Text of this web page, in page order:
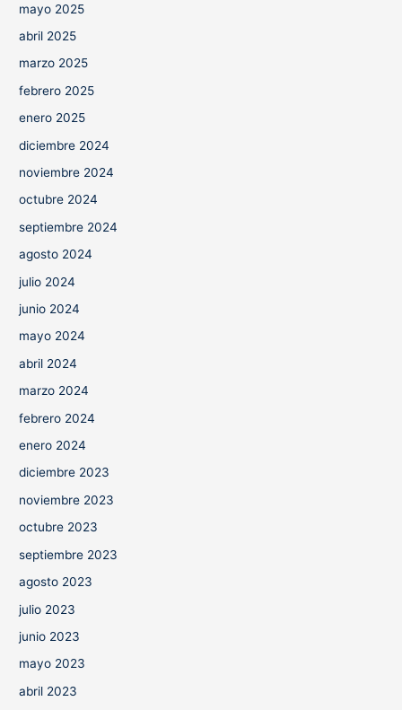
mayo 2025
abril 2025
marzo 2025
febrero 2025
enero 2025
diciembre 2024
noviembre 2024
octubre 2024
septiembre 2024
agosto 2024
julio 2024
junio 2024
mayo 2024
abril 2024
marzo 2024
febrero 2024
enero 2024
diciembre 2023
noviembre 2023
octubre 2023
septiembre 2023
agosto 2023
julio 2023
junio 2023
mayo 2023
abril 2023